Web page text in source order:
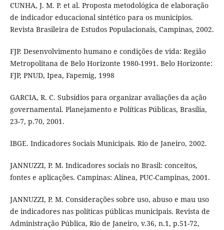
CUNHA, J. M. P. et al. Proposta metodológica de elaboração
de indicador educacional sintético para os municípios.
Revista Brasileira de Estudos Populacionais, Campinas, 2002.
FJP. Desenvolvimento humano e condições de vida: Região
Metropolitana de Belo Horizonte 1980-1991. Belo Horizonte:
FJP, PNUD, Ipea, Fapemig, 1998
GARCIA, R. C. Subsídios para organizar avaliações da ação
governamental. Planejamento e Políticas Públicas, Brasília,
23-7, p.70, 2001.
IBGE. Indicadores Sociais Municipais. Rio de Janeiro, 2002.
JANNUZZI, P. M. Indicadores sociais no Brasil: conceitos,
fontes e aplicações. Campinas: Alínea, PUC-Campinas, 2001.
JANNUZZI, P. M. Considerações sobre uso, abuso e mau uso
de indicadores nas políticas públicas municipais. Revista de
Administração Pública, Rio de Janeiro, v.36, n.1, p.51-72,